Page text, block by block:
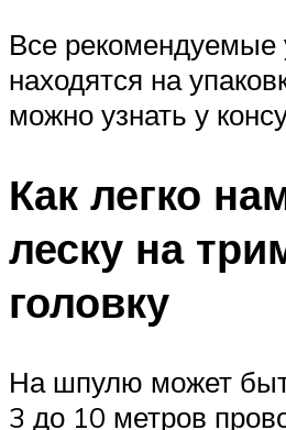
Все рекомендуемые
находятся на
можно узнать у
Как легко
леску на
головку
На шпулю может
3 до 10 метров